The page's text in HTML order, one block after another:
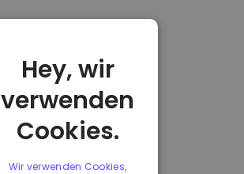
Hey, wir
verwenden
Cookies.
Wir verwenden Cookies,